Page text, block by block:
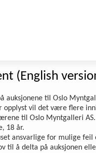
(English
til Oslo
vil det være flere
til Oslo Myntgalleri AS.
18 år.
ansvarlige for mulige
å delta på auksjonen